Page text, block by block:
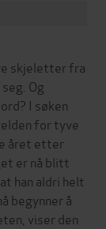
skjeletter fra
Og
I søken
for tyve
året etter
er nå blitt
han aldri helt
begynner å
viser den